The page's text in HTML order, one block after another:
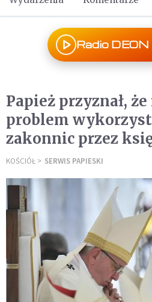
Radio
Papież przyznał,
problem
zakonnic przez
KOŚCIÓŁ SERWIS PAPIESKI